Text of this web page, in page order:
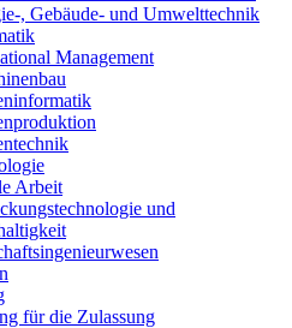
, Gebäude- und Umwelttechnik
Management
Arbeit
und
für die Zulassung